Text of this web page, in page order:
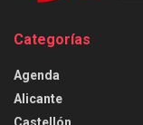
Categorías
Agenda
Alicante